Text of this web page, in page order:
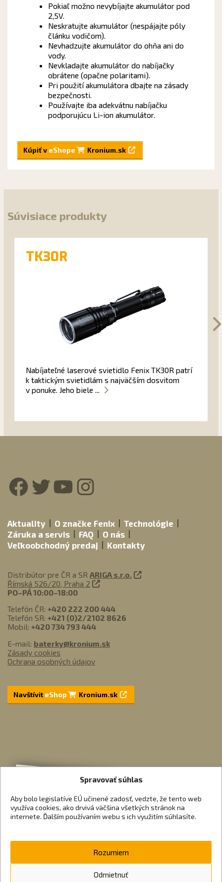
Spravovať súhlas
Aby bolo legislatíve EÚ učinené zadosť, vedzte, že tento web
využíva cookies, ako drvivá väčšina všetkých stránok na
internete. Ďalším používaním webu s ich využitím súhlasíte.
Rozumiem
Odmietnuť
Pokiaľ možno nevybíjajte akumulátor pod
2,5V.
Neskratujte akumulátor (nespájajte póly
článku vodičom).
Nevhadzujte akumulátor do ohňa ani do
vody.
Nevkladajte akumulátor do nabíjačky
obrátene (opačne polaritami).
Pri použití akumulátora dbajte na zásady
bezpečnosti.
Používajte iba adekvátnu nabíjačku
podporujúcu Li-ion akumulátor.
Kúpiť v eShope Kronium.sk
Súvisiace produkty
TK30R
Nabíjateľné laserové svietidlo Fenix TK30R patrí
k taktickým svietidlám s najväčším dosvitom
v ponuke. Jeho biele ...
Facebook
Twitter
YouTube
Aktuality O značke Fenix
Technológie
Záruka a servis
FAQ
O nás
Veľkoobchodný predaj
Kontakty
Distribútor pre ČR a SR ARIGA s.r.o.
Římská 526/20, Praha 2
PO–PÁ 10:00–18:00
Telefón ČR: +420 222 200 444
Telefón SR: +421 (0)2/2102 8626
Mobil: +420 734 793 444
E-mail: baterky@kronium.sk
Zásady cookies
Ochrana osobných údajov
NavštíviteShop Kronium.sk